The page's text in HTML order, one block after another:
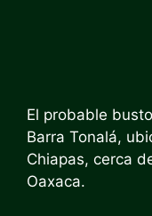
El probable
Barra Tonalá,
Chiapas, cerca
Oaxaca.